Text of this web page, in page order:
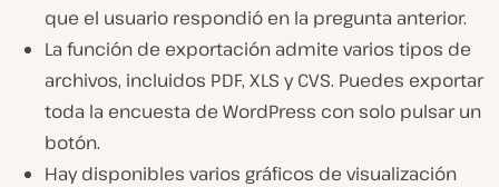
que el usuario respondió en la pregunta anterior.
La función de exportación admite varios tipos de
archivos, incluidos PDF, XLS y CVS. Puedes exportar
toda la encuesta de WordPress con solo pulsar un
botón.
Hay disponibles varios gráficos de visualización